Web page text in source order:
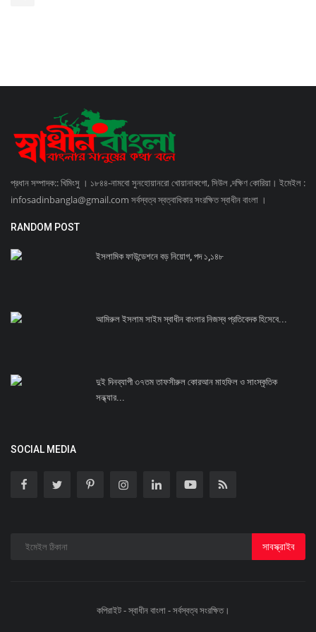
প্রধান সম্পাদক:: খিমিংসু । ১৮৪৪-নামবো সুনহোয়ানরো খোয়ানাকগো, সিউল ,দক্ষিণ কোরিয়া। ইমেইল :
infosadinbangla@gmail.com সর্বস্বত্ব স্বত্বাধিকার সংরক্ষিত স্বাধীন বাংলা ।
RANDOM POST
ইসলামিক ফাউন্ডেশনে বড় নিয়োগ, পদ ১,১৪৮
আমিরুল ইসলাম সাইম স্বাধীন বাংলার নিজস্ব প্রতিবেদক হিসেবে...
দুই দিনব্যাপী ৩৭তম তাফসীরুল কোরআন মাহফিল ও সাংস্কৃতিক
সন্ধ্যার...
SOCIAL MEDIA
সাবস্ক্রাইব
কপিরাইট - স্বাধীন বাংলা - সর্বস্বত্ব সংরক্ষিত।